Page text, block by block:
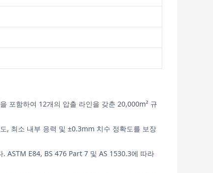
포함하여 12개의 압출 라인을 갖춘 20,000m² 규
, 최소 내부 응력 및 ±0.3mm 치수 정확도를 보장
ASTM E84, BS 476 Part 7 및 AS 1530.3에 따라